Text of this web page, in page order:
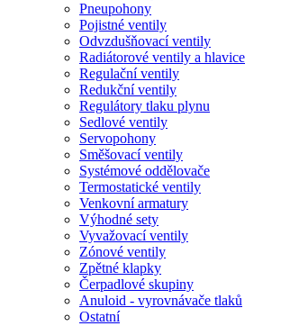
Pneupohony
Pojistné ventily
Odvzdušňovací ventily
Radiátorové ventily a hlavice
Regulační ventily
Redukční ventily
Regulátory tlaku plynu
Sedlové ventily
Servopohony
Směšovací ventily
Systémové oddělovače
Termostatické ventily
Venkovní armatury
Výhodné sety
Vyvažovací ventily
Zónové ventily
Zpětné klapky
Čerpadlové skupiny
Anuloid - vyrovnávače tlaků
Ostatní